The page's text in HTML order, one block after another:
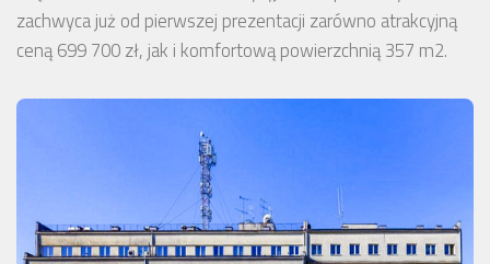
zachwyca już od pierwszej prezentacji zarówno atrakcyjną
ceną 699 700 zł, jak i komfortową powierzchnią 357 m2.